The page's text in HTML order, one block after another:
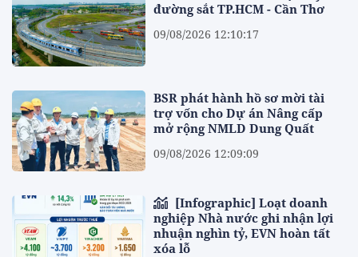
đường sắt TP.HCM - Cần Thơ
09/08/2026 12:10:17
BSR phát hành hồ sơ mời tài
trợ vốn cho Dự án Nâng cấp
mở rộng NMLD Dung Quất
09/08/2026 12:09:09
nghiệp Nhà nước ghi nhận lợi
nhuận nghìn tỷ, EVN hoàn tất
xóa lỗ